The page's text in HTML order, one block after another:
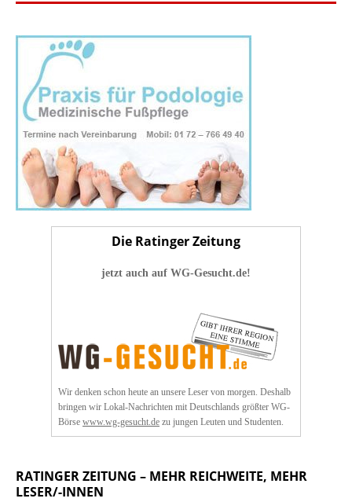
Die Ratinger Zeitung
jetzt auch auf WG-Gesucht.de!
Wir denken schon heute an unsere Leser von morgen. Deshalb
bringen wir Lokal-Nachrichten mit Deutschlands größter WG-
Börse www.wg-gesucht.de zu jungen Leuten und Studenten.
RATINGER ZEITUNG – MEHR REICHWEITE, MEHR
LESER/-INNEN